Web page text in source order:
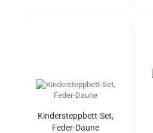
Kindersteppbett-Set,
Feder-Daune